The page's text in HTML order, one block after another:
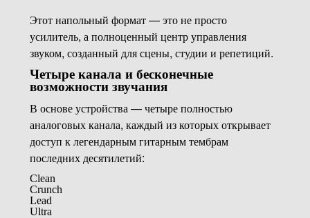
Этот напольный формат — это не просто
усилитель, а полноценный центр управления
звуком, созданный для сцены, студии и репетиций.
Четыре канала и бесконечные
возможности звучания
В основе устройства — четыре полностью
аналоговых канала, каждый из которых открывает
доступ к легендарным гитарным тембрам
последних десятилетий:
Clean
Crunch
Lead
Ultra